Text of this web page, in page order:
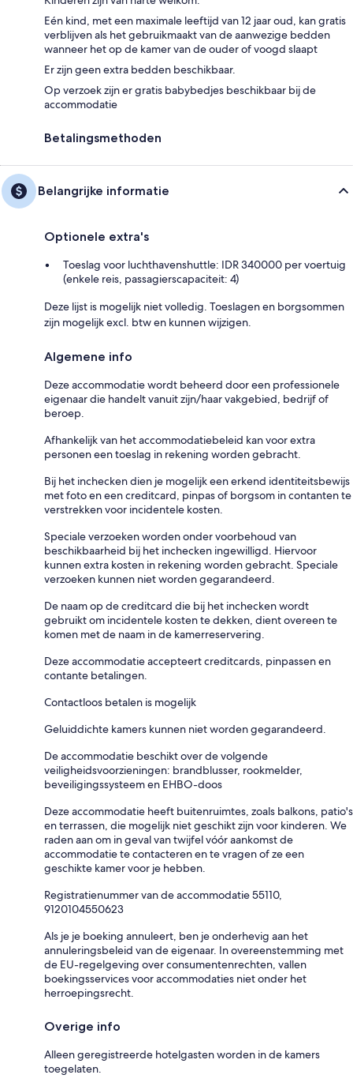
Eén kind, met een maximale leeftijd van 12 jaar oud, kan gratis
verblijven als het gebruikmaakt van de aanwezige bedden
wanneer het op de kamer van de ouder of voogd slaapt
Er zijn geen extra bedden beschikbaar.
Op verzoek zijn er gratis babybedjes beschikbaar bij de
accommodatie
Betalingsmethoden
Belangrijke informatie
Optionele extra's
Toeslag voor luchthavenshuttle: IDR 340000 per voertuig
(enkele reis, passagierscapaciteit: 4)
Deze lijst is mogelijk niet volledig. Toeslagen en borgsommen
zijn mogelijk excl. btw en kunnen wijzigen.
Algemene info
Deze accommodatie wordt beheerd door een professionele
eigenaar die handelt vanuit zijn/haar vakgebied, bedrijf of
beroep.
Afhankelijk van het accommodatiebeleid kan voor extra
personen een toeslag in rekening worden gebracht.
Bij het inchecken dien je mogelijk een erkend identiteitsbewijs
met foto en een creditcard, pinpas of borgsom in contanten te
verstrekken voor incidentele kosten.
Speciale verzoeken worden onder voorbehoud van
beschikbaarheid bij het inchecken ingewilligd. Hiervoor
kunnen extra kosten in rekening worden gebracht. Speciale
verzoeken kunnen niet worden gegarandeerd.
De naam op de creditcard die bij het inchecken wordt
gebruikt om incidentele kosten te dekken, dient overeen te
komen met de naam in de kamerreservering.
Deze accommodatie accepteert creditcards, pinpassen en
contante betalingen.
Contactloos betalen is mogelijk
Geluiddichte kamers kunnen niet worden gegarandeerd.
De accommodatie beschikt over de volgende
veiligheidsvoorzieningen: brandblusser, rookmelder,
beveiligingssysteem en EHBO-doos
Deze accommodatie heeft buitenruimtes, zoals balkons, patio's
en terrassen, die mogelijk niet geschikt zijn voor kinderen. We
raden aan om in geval van twijfel vóór aankomst de
accommodatie te contacteren en te vragen of ze een
geschikte kamer voor je hebben.
Registratienummer van de accommodatie 55110,
9120104550623
Als je je boeking annuleert, ben je onderhevig aan het
annuleringsbeleid van de eigenaar. In overeenstemming met
de EU-regelgeving over consumentenrechten, vallen
boekingsservices voor accommodaties niet onder het
herroepingsrecht.
Overige info
Alleen geregistreerde hotelgasten worden in de kamers
toegelaten.